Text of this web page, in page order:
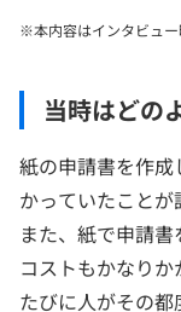
※本内容はインタビュー
当時はどの
紙の申請書を作
かっていたことが
また、紙で申請
コストもかなり
たびに人がその